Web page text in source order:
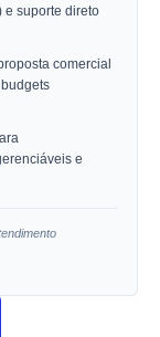
e suporte direto
comercial
e